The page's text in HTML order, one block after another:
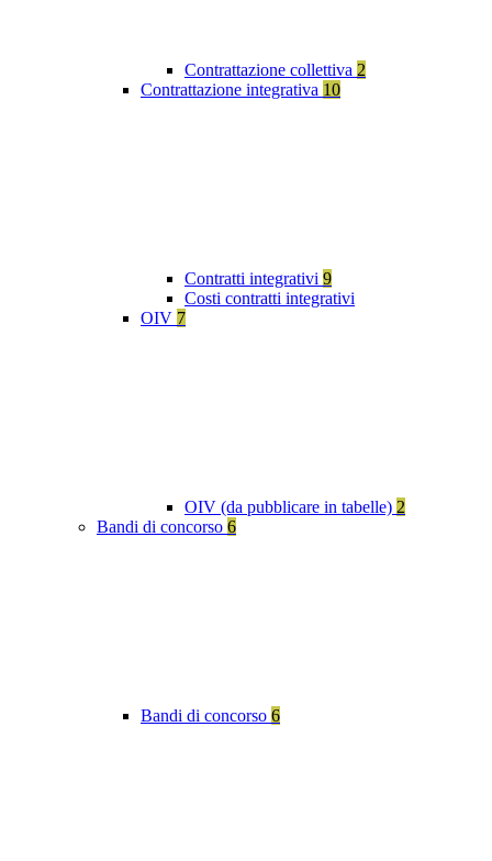
Contrattazione collettiva 2
Contrattazione integrativa 10
Contratti integrativi 9
Costi contratti integrativi
OIV 7
OIV (da pubblicare in tabelle) 2
Bandi di concorso 6
Bandi di concorso 6